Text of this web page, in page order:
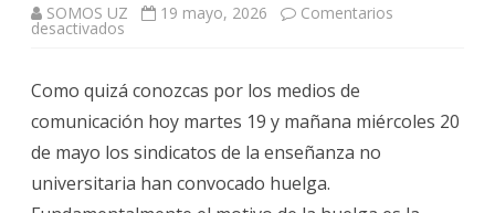
SOMOS UZ 19 mayo, 2026 Comentarios
desactivados
universitaria
19
y
20
mayo
Como quizá conozcas por los medios de
comunicación hoy martes 19 y mañana miércoles 20
de mayo los sindicatos de la enseñanza no
universitaria han convocado huelga.